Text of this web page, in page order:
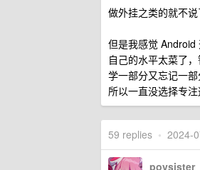
做外挂之类的就不
但是我感觉 Android
自己的水平太菜了
学一部分又忘记一
所以一直没选择专
59 replies • 2024-
povsister